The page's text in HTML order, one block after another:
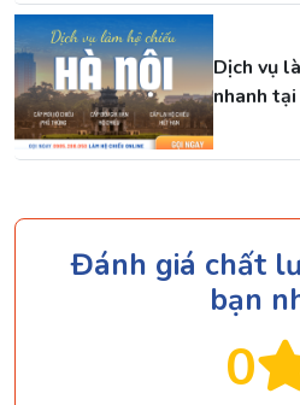
Dịch vụ
nhanh
Đánh giá chất
bạn
0